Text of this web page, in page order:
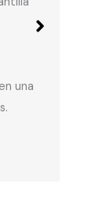
del Écija
2026
inicia la
vistas al primer